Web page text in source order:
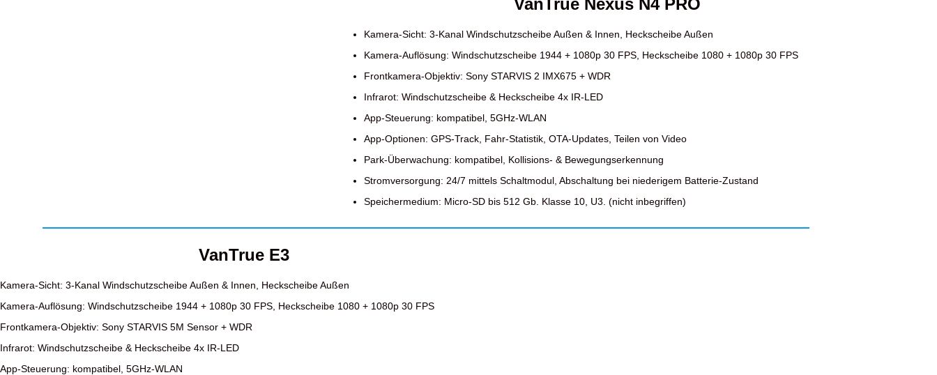
Kamera-Sicht: 3-Kanal Windschutzscheibe Außen & Innen, Heckscheibe Außen
Kamera-Auflösung: Windschutzscheibe 1944 + 1080p 30 FPS, Heckscheibe 1080 + 1080p 30 FPS
Frontkamera-Objektiv: Sony STARVIS 2 IMX675 + WDR
Infrarot: Windschutzscheibe & Heckscheibe 4x IR-LED
App-Steuerung: kompatibel, 5GHz-WLAN
App-Optionen: GPS-Track, Fahr-Statistik, OTA-Updates, Teilen von Video
Park-Überwachung: kompatibel, Kollisions- & Bewegungserkennung
Stromversorgung: 24/7 mittels Schaltmodul, Abschaltung bei niederigem Batterie-Zustand
Speichermedium: Micro-SD bis 512 Gb. Klasse 10, U3. (nicht inbegriffen)
VanTrue E3
Kamera-Sicht: 3-Kanal Windschutzscheibe Außen & Innen, Heckscheibe Außen
Kamera-Auflösung: Windschutzscheibe 1944 + 1080p 30 FPS, Heckscheibe 1080 + 1080p 30 FPS
Frontkamera-Objektiv: Sony STARVIS 5M Sensor + WDR
Infrarot: Windschutzscheibe & Heckscheibe 4x IR-LED
App-Steuerung: kompatibel, 5GHz-WLAN